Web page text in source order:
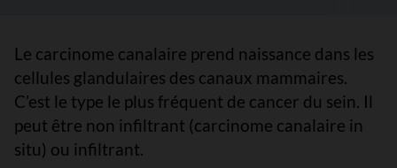
Le carcinome canalaire prend naissance dans les
cellules glandulaires des canaux mammaires.
C’est le type le plus fréquent de cancer du sein. Il
peut être non infiltrant (carcinome canalaire in
situ) ou infiltrant.